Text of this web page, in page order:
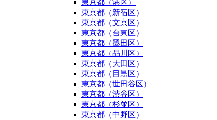
東京都（港区）
東京都（新宿区）
東京都（文京区）
東京都（台東区）
東京都（墨田区）
東京都（品川区）
東京都（大田区）
東京都（目黒区）
東京都（世田谷区）
東京都（渋谷区）
東京都（杉並区）
東京都（中野区）